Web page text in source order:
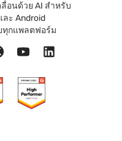
อนด้วย AI สำหรับ
ละ Android
ทุกแพลตฟอร์ม